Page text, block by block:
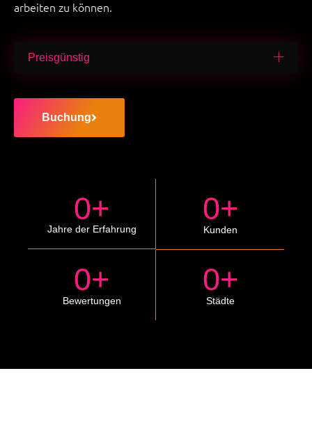
arbeiten zu können.
Preisgünstig
Buchung
Jahre der Erfahrung
0+
Kunden
0+
Bewertungen
0+
Städte
0+